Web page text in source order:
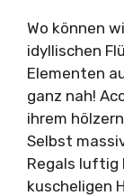
Wo können
idyllischen
Elementen
ganz nah!
ihrem
Selbst
Regals luftig
kuscheligen